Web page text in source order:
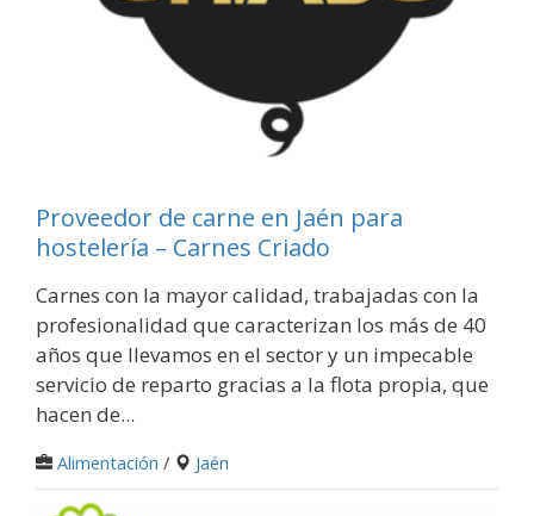
Proveedor de carne en Jaén para
hostelería – Carnes Criado
Carnes con la mayor calidad, trabajadas con la
profesionalidad que caracterizan los más de 40
años que llevamos en el sector y un impecable
servicio de reparto gracias a la flota propia, que
hacen de...
Alimentación / Jaén